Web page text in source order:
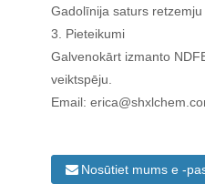
Gadolīnija saturs
3. Pieteikumi
Galvenokārt izmanto
veiktspēju.
Email:
Nosūtiet mums e -